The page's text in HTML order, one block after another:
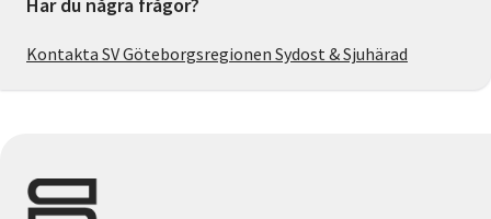
Har du några frågor?
Kontakta SV Göteborgsregionen Sydost & Sjuhärad